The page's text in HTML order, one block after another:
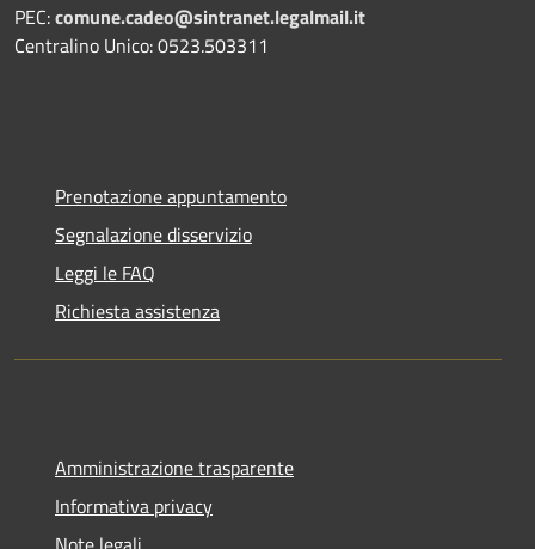
PEC:comune.cadeo@sintranet.legalmail.it
Centralino Unico: 0523.503311
Prenotazione appuntamento
Segnalazione disservizio
Leggi le FAQ
Richiesta assistenza
Amministrazione trasparente
Informativa privacy